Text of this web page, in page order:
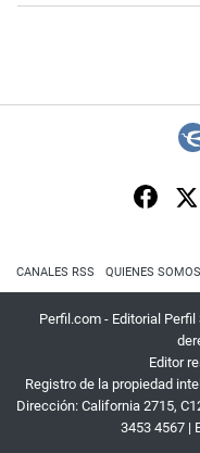
CANALES RSS QUIENES SOMOS
Perfil.com - Editorial Perfil
Editor
Registro de la propiedad
Dirección: California 2715,
3453 4567 |